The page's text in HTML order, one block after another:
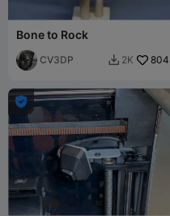
Bone to Rock
CV3DP  2K 804
